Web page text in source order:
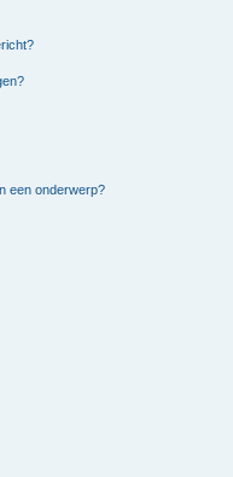
een onderwerp?